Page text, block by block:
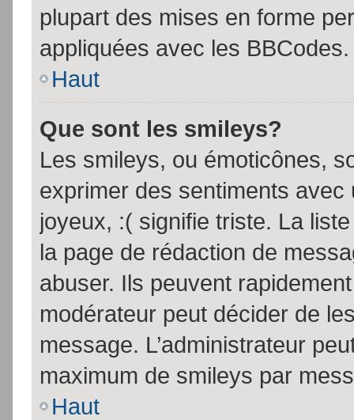
plupart des mises en forme
appliquées avec les BBCodes.
Haut
Que sont les smileys?
Les smileys, ou émoticônes,
exprimer des sentiments
joyeux, :( signifie triste. La
la page de rédaction de
abuser. Ils peuvent
modérateur peut décider de
message. L’administrateur
maximum de smileys par
Haut